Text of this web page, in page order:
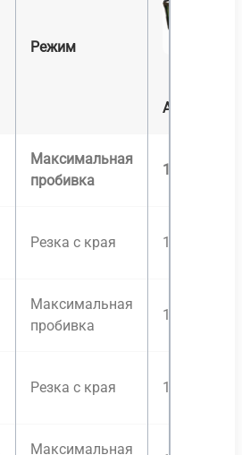
Режим
A40i
Максимальная
пробивка
12 мм
Резка с края 12 мм
Максимальная
пробивка
12 мм
Резка с края 12 мм
Максимальная